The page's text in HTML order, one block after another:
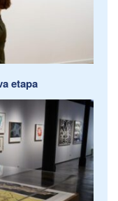
etapa